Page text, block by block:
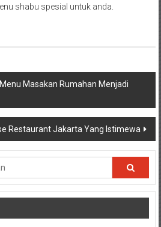
shabu spesial untuk anda.
Masakan Rumahan Menjadi
Restaurant Jakarta Yang Istimewa